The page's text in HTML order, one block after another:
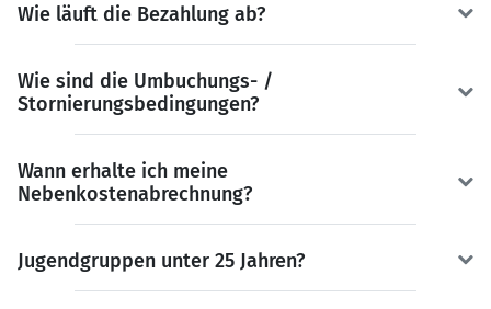
Wie läuft die Bezahlung ab?
Wie sind die Umbuchungs- /
Stornierungsbedingungen?
Wann erhalte ich meine
Nebenkostenabrechnung?
Jugendgruppen unter 25 Jahren?